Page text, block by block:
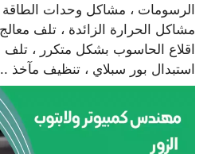
الرسومات ، مشاكل وحدات الطاقة و
مشاكل الحرارة الزائدة ، تلف
اقلاع الحاسوب بشكل متكرر ، تلف
استبدال بور سبلاي ، تنظيف مآخذ